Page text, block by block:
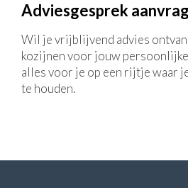
Adviesgesprek
Wil je vrijblijvend advies
kozijnen voor jouw
alles voor je op een rijtje waar
te houden.